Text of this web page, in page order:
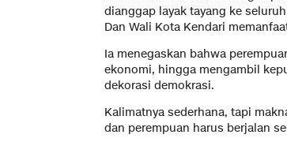
dianggap layak tayang ke
Dan Wali Kota Kendari
Ia menegaskan bahwa
ekonomi, hingga mengambil
dekorasi demokrasi.
Kalimatnya sederhana, tapi
dan perempuan harus berjalan